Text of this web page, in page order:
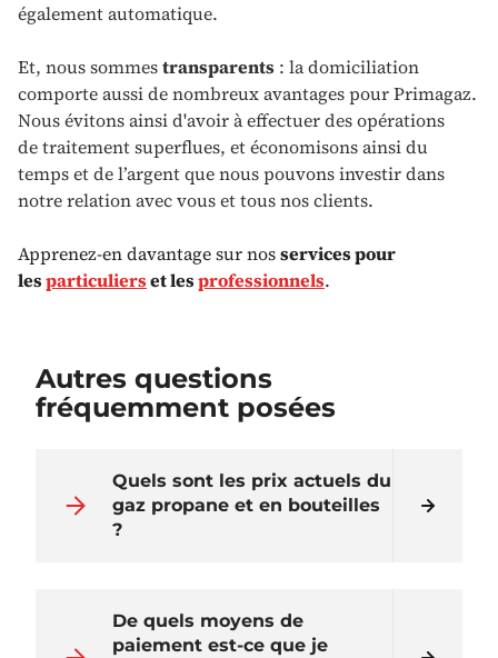
également automatique.
Et, nous sommestransparents : la domiciliation
comporte aussi de nombreux avantages pour Primagaz.
Nous évitonsainsid'avoir à effectuer des opérations
de traitement superflues, et économisons ainsi du
temps et de l’argent que nous pouvons investir dans
notre relation avec vous et tous nos clients.
Apprenez-en davantage sur nosservices pour
lesparticulierset lesprofessionnels.
Autres questions
fréquemment posées
Quels sont les prix actuels du
gaz propane et en bouteilles
?
De quels moyens de
paiement est-ce que je